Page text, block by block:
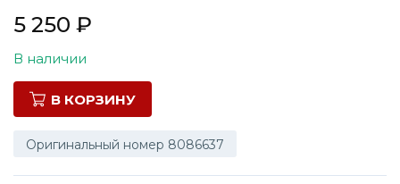
5 250 ₽
В наличии
В КОРЗИНУ
Оригинальный номер 8086637